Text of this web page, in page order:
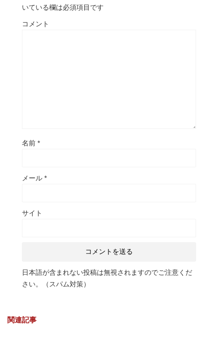
いている欄は必須項目です
コメント
名前 *
メール *
サイト
日本語が含まれない投稿は無視されますのでご注意くだ
さい。（スパム対策）
関連記事